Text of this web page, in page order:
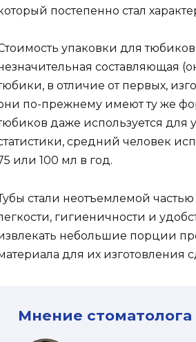
постепенно стал
упаковки для
составляющая
в отличие от первых,
по-прежнему имеют ту же
даже используется для
средний человек
или 100 мл в год.
стали неотъемлемой
гигиеничности и
небольшие порции
для их изготовления
Мнение стоматолога